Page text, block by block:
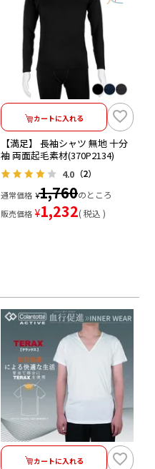
カートに入れる
【満足】 長袖シャツ 無地 十分
袖 両面起毛素材(370P2134)
4.0 （2）
通常価格 ¥1,760のところ
販売価格 ¥1,232 税込
カートに入れる